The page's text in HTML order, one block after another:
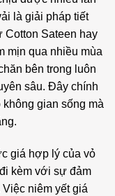
là giải pháp tiết
Cotton Sateen hay
mịn qua nhiều mùa
bên trong luôn
sâu. Đây chính
gian sống mà
giá hợp lý của vỏ
kèm với sự đảm
niêm yết giá